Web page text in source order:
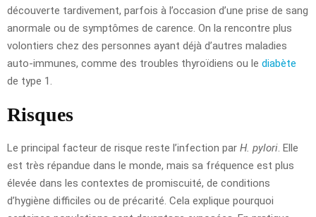
découverte tardivement, parfois à l’occasion d’une prise de sang
anormale ou de symptômes de carence. On la rencontre plus
volontiers chez des personnes ayant déjà d’autres maladies
auto-immunes, comme des troubles thyroïdiens ou le diabète
de type 1.
Risques
Le principal facteur de risque reste l’infection par H. pylori . Elle
est très répandue dans le monde, mais sa fréquence est plus
élevée dans les contextes de promiscuité, de conditions
d’hygiène difficiles ou de précarité. Cela explique pourquoi